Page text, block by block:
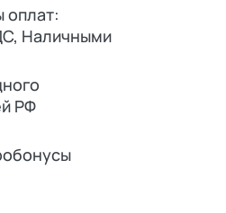
оплат:
Наличными
РФ